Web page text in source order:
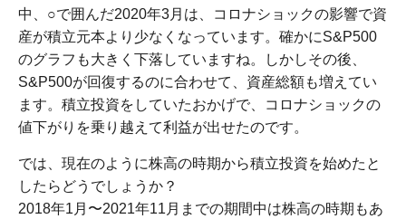
中、○で囲んだ2020年3月は、コロナショックの影響で資
産が積立元本より少なくなっています。確かにS&P500
のグラフも大きく下落していますね。しかしその後、
S&P500が回復するのに合わせて、資産総額も増えてい
ます。積立投資をしていたおかげで、コロナショックの
値下がりを乗り越えて利益が出せたのです。
では、現在のように株高の時期から積立投資を始めたと
したらどうでしょうか？
2018年1月〜2021年11月までの期間中は株高の時期もあ